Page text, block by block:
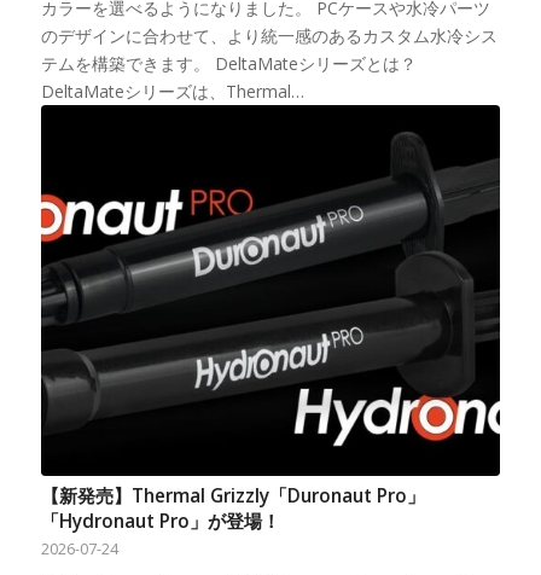
カラーを選べるようになりました。 PCケースや水冷パーツ
のデザインに合わせて、より統一感のあるカスタム水冷シス
テムを構築できます。 DeltaMateシリーズとは？
DeltaMateシリーズは、Thermal…
【新発売】Thermal Grizzly「Duronaut Pro」
「Hydronaut Pro」が登場！
2026-07-24